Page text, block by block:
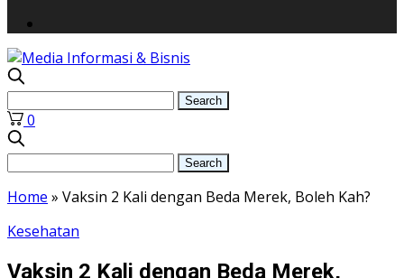
0
Home » Vaksin 2 Kali dengan Beda Merek, Boleh Kah?
Kesehatan
Vaksin 2 Kali dengan Beda Merek,